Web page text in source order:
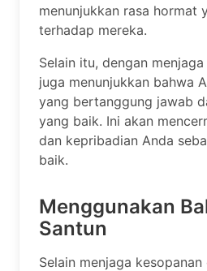
menunjukkan rasa hormat
terhadap mereka.
Selain itu, dengan
juga menunjukkan bahwa
yang bertanggung jawab
yang baik. Ini akan
dan kepribadian Anda
baik.
Menggunakan
Santun
Selain menjaga kesopanan